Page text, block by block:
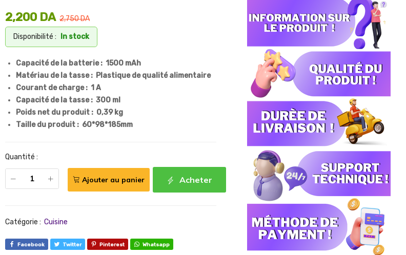
2,750DA
2,200 DA
Disponibilité : In stock
Capacité de la batterie : 1500 mAh
Matériau de la tasse : Plastique de qualité alimentaire
Courant de charge : 1 A
Capacité de la tasse : 300 ml
Poids net du produit : 0,39 kg
Taille du produit : 60*98*185mm
Quantité :
Acheter
Ajouter au panier
Catégorie : Cuisine
Facebook Twitter Pinterest Whatsapp